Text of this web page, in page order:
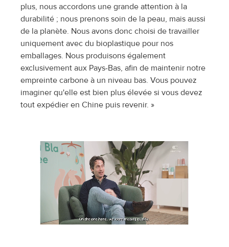
plus, nous accordons une grande attention à la
durabilité ; nous prenons soin de la peau, mais aussi
de la planète. Nous avons donc choisi de travailler
uniquement avec du bioplastique pour nos
emballages. Nous produisons également
exclusivement aux Pays-Bas, afin de maintenir notre
empreinte carbone à un niveau bas. Vous pouvez
imaginer qu'elle est bien plus élevée si vous devez
tout expédier en Chine puis revenir. »